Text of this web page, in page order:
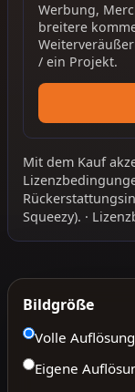
Werbung,
breitere
/ ein Projekt.
Mit dem Kauf
Squeezy). ·
Bildgröße
Volle Auflösung
Eigene